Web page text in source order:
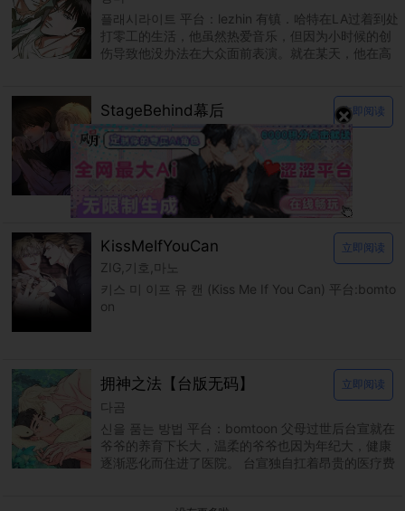
플래시라이트 平台：lezhin 有镇．哈特在LA过着到处
打零工的生活，他虽然热爱音乐，但因为小时候的创
伤导致他没办法在大众面前表演。就在某天，他在高
StageBehind幕后
김건수
스테이지 비하인드 平台：bomtoon
立即阅读
KissMeIfYouCan
ZIG,기호,마노
키스 미 이프 유 캔 (Kiss Me If You Can) 平台:bomto
on
立即阅读
拥神之法【台版无码】
다곰
신을 품는 방법 平台：bomtoon 父母过世后台宣就在
爷爷的养育下长大，温柔的爷爷也因为年纪大，健康
逐渐恶化而住进了医院。 台宣独自扛着昂贵的医疗费
立即阅读
×